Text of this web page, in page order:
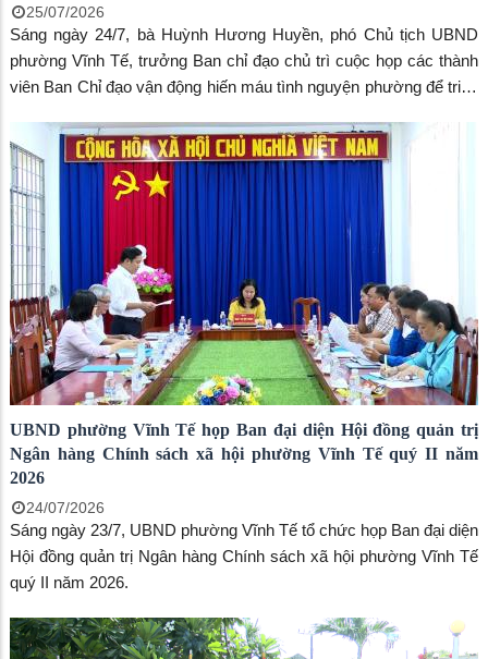
25/07/2026
Sáng ngày 24/7, bà Huỳnh Hương Huyền, phó Chủ tịch UBND
phường Vĩnh Tế, trưởng Ban chỉ đạo chủ trì cuộc họp các thành
viên Ban Chỉ đạo vận động hiến máu tình nguyện phường để triển
vận động hiến máu tình nguyện năm 2026.
UBND phường Vĩnh Tế họp Ban đại diện Hội đồng quản trị
Ngân hàng Chính sách xã hội phường Vĩnh Tế quý II năm
2026
24/07/2026
Sáng ngày 23/7, UBND phường Vĩnh Tế tổ chức họp Ban đại diện
Hội đồng quản trị Ngân hàng Chính sách xã hội phường Vĩnh Tế
quý II năm 2026.